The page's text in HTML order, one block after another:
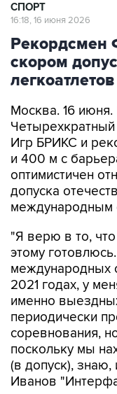
СПОРТ
16:18, 16 июня 2026
Рекордсмен
скором
легкоатлетов
Москва. 16 июня.
Игр БРИКС и
и 400 м с
оптимистичен
допуска
международным
"Я верю в то,
этому
международных
2021 годах, у
именно
периодически
соревнования,
поскольку мы
(в допуск), знаю,
Иванов